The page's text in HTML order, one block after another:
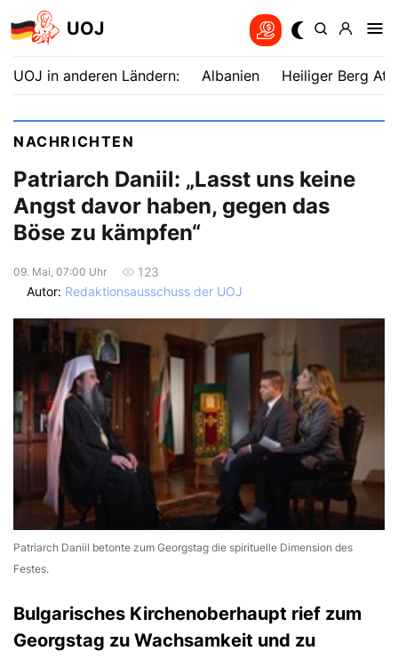
UOJ
UOJ in anderen Ländern: Albanien Heiliger Berg
NACHRICHTEN
Patriarch Daniil: „Lasst uns keine
Angst davor haben, gegen das
Böse zu kämpfen“
09. Mai, 07:00 Uhr
123
Autor: Redaktionsausschuss der UOJ
Patriarch Daniil betonte zum Georgstag die spirituelle Dimension des
Festes.
Bulgarisches Kirchenoberhaupt rief zum
Georgstag zu Wachsamkeit und zu